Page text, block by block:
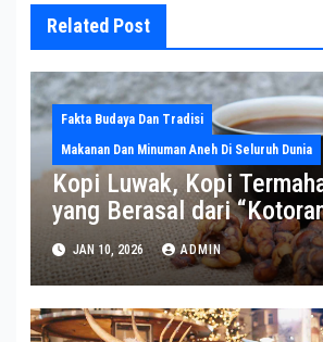
Related Post
Fakta Budaya Dan Tradisi
Makanan Dan Minuman Aneh Di Seluruh Dunia
Kopi Luwak, Kopi
yang Berasal dari
JAN 10, 2026 ADMIN